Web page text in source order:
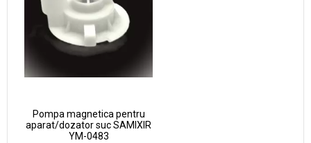
Pompa magnetica pentru
aparat/dozator suc SAMIXIR
YM-0483